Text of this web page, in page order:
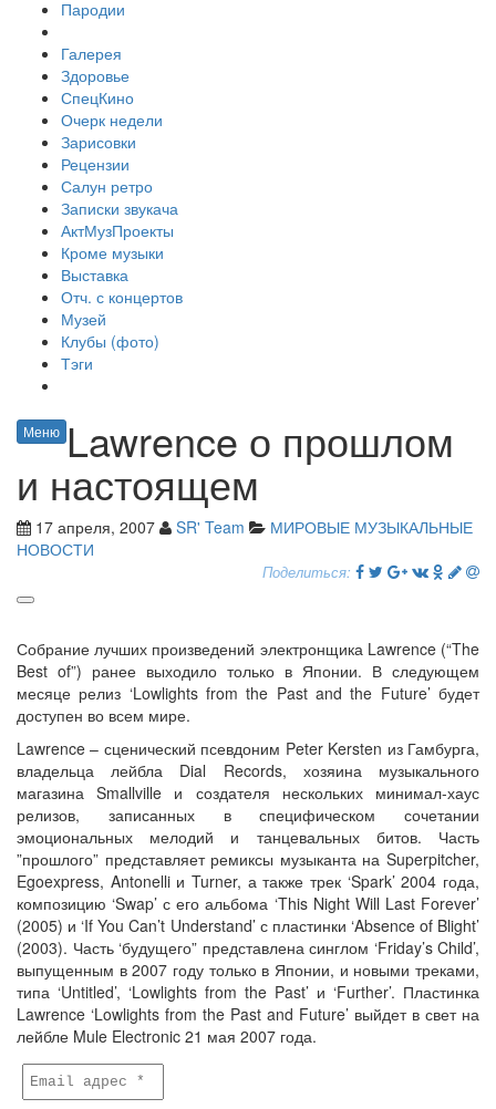
Пародии
Галерея
Здоровье
СпецКино
Очерк недели
Зарисовки
Рецензии
Салун ретро
Записки звукача
АктМузПроекты
Кроме музыки
Выставка
Отч. с концертов
Музей
Клубы (фото)
Тэги
Меню Lawrence о прошлом
и настоящем
17 апреля, 2007 SR' Team
МИРОВЫЕ МУЗЫКАЛЬНЫЕ
НОВОСТИ
Поделиться:
Собрание лучших произведений электронщика Lawrence (“The
Best of”) ранее выходило только в Японии. В следующем
месяце релиз ‘Lowlights from the Past and the Future’ будет
доступен во всем мире.
Lawrence – сценический псевдоним Peter Kersten из Гамбурга,
владельца лейбла Dial Records, хозяина музыкального
магазина Smallville и создателя нескольких минимал-хаус
релизов, записанных в специфическом сочетании
эмоциональных мелодий и танцевальных битов. Часть
”прошлого” представляет ремиксы музыканта на Superpitcher,
Egoexpress, Antonelli и Turner, а также трек ‘Spark’ 2004 года,
композицию ‘Swap’ с его альбома ‘This Night Will Last Forever’
(2005) и ‘If You Can’t Understand’ с пластинки ‘Absence of Blight’
(2003). Часть ‘будущего” представлена синглом ‘Friday’s Child’,
выпущенным в 2007 году только в Японии, и новыми треками,
типа ‘Untitled’, ‘Lowlights from the Past’ и ‘Further’. Пластинка
Lawrence ‘Lowlights from the Past and Future’ выйдет в свет на
лейбле Mule Electronic 21 мая 2007 года.